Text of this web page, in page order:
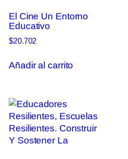
El Cine Un Entorno
Educativo
$20.702
Añadir al carrito